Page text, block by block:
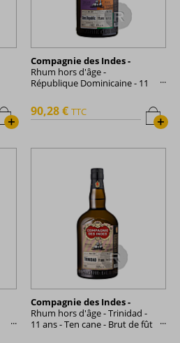
+
Compagnie des Indes -
Rhum hors d'âge -
République Dominicaine - 11
+
90,28 € TTC
Compagnie des Indes -
Rhum hors d'âge - Trinidad -
11 ans - Ten cane - Brut de fût